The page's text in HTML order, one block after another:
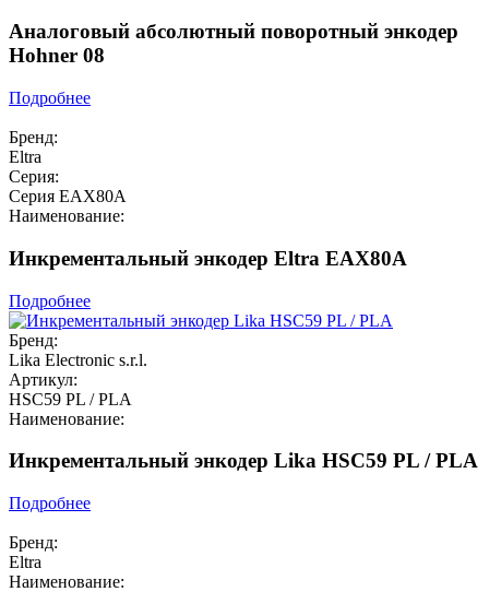
Аналоговый абсолютный поворотный энкодер
Hohner 08
Подробнее
Бренд:
Eltra
Серия:
Серия EAX80A
Наименование:
Инкрементальный энкодер Eltra EAX80A
Подробнее
Бренд:
Lika Electronic s.r.l.
Артикул:
HSC59 PL / PLA
Наименование:
Инкрементальный энкодер Lika HSC59 PL / PLA
Подробнее
Бренд:
Eltra
Наименование: